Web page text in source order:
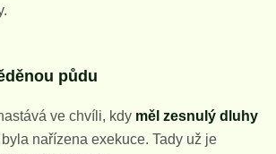
půdu
ve chvíli, kdy měl zesnulý dluhy
nařízena exekuce. Tady už je